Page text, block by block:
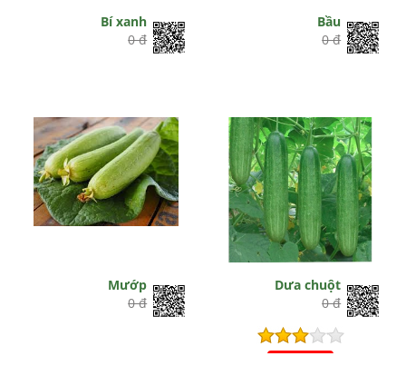
Bí xanh
0 đ
Bầu
0 đ
Mướp
0 đ
Dưa chuột
0 đ